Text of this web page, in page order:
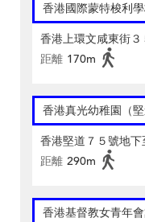
香港國際蒙特梭利學
香港上環文咸東街
距離 170m
香港真光幼稚園（堅
香港堅道７５號地下
距離 290m
香港基督教女青年